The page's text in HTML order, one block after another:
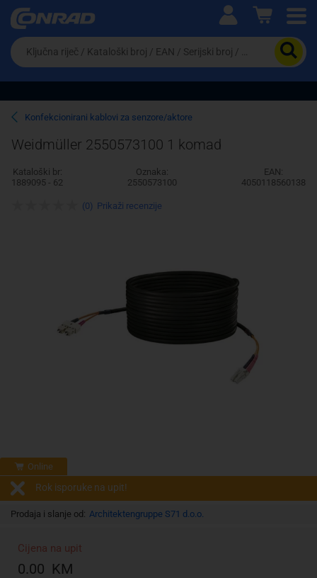
Ova postavka prilagođava asortiman proizvoda i
cijene vašim potrebama.
Pravno lice
Da
biste
potražili
proizvod,
unesite
ključnu
riječ,
kataloški
broj,
EAN
ili
Konfekcionirani kablovi za senzore/aktore
Weidmüller 2550573100 1 komad
Kataloški br:
1889095 - 62
Oznaka:
2550573100
EAN:
4050118560138
Online
Rok isporuke na upit!
Prodaja i slanje od: Architektengruppe S71 d.o.o.
Cijena na upit
0.00 KM
(0) Prikaži recenzije